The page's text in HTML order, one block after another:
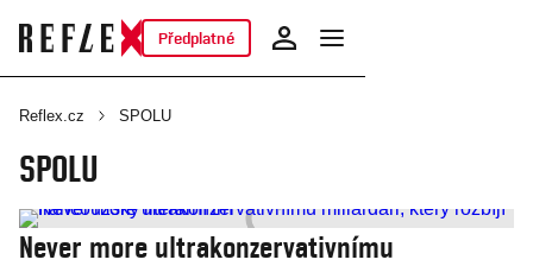
Předplatné
Reflex.cz SPOLU
SPOLU
Never more ultrakonzervativnímu